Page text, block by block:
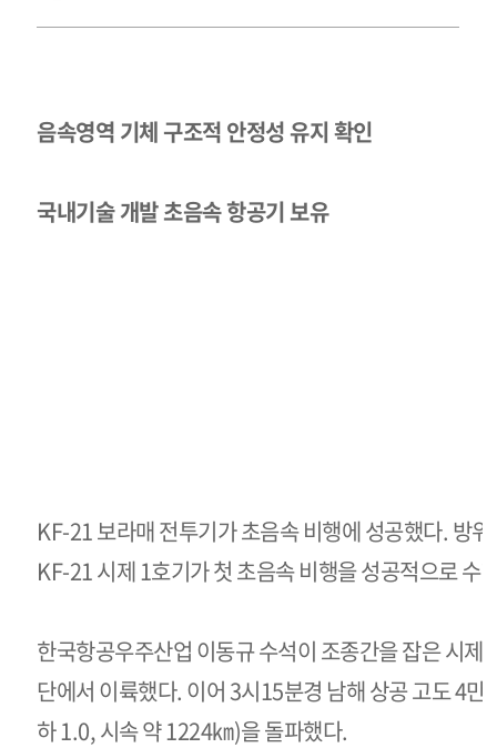
…
시
약
음속영역 기체 구조적 안정성 유지 확인
국내기술 개발 초음속 항공기 보유
KF-21 보라매 전투기가 초음속 비행에 성공했다. 방
KF-21 시제 1호기가 첫 초음속 비행을 성공적으로 수
한국항공우주산업 이동규 수석이 조종간을 잡은 시
단에서 이륙했다. 이어 3시15분경 남해 상공 고도 4
하 1.0, 시속 약 1224㎞)을 돌파했다.